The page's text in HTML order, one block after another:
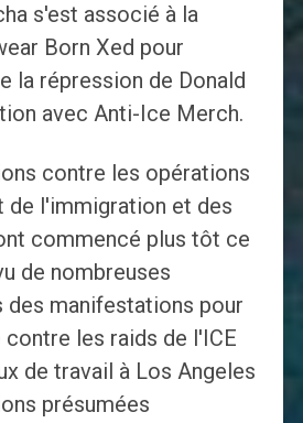
s'est associé à la
Born Xed pour
la répression de Donald
avec Anti-Ice Merch.
contre les opérations
de l'immigration et des
commencé plus tôt ce
de nombreuses
des manifestations pour
les raids de l'ICE
de travail à Los Angeles
présumées